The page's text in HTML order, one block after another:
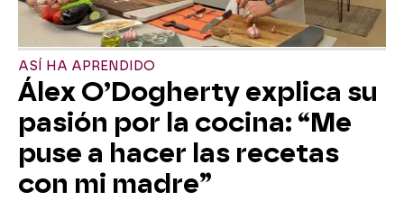
ASÍ HA APRENDIDO
Álex O’Dogherty explica su
pasión por la cocina: “Me
puse a hacer las recetas
con mi madre”